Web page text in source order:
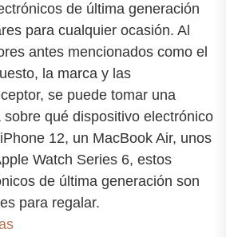
de última generación
para cualquier ocasión. Al
antes mencionados como el
la marca y las
se puede tomar una
qué dispositivo electrónico
12, un MacBook Air, unos
Watch Series 6, estos
de última generación son
para regalar.